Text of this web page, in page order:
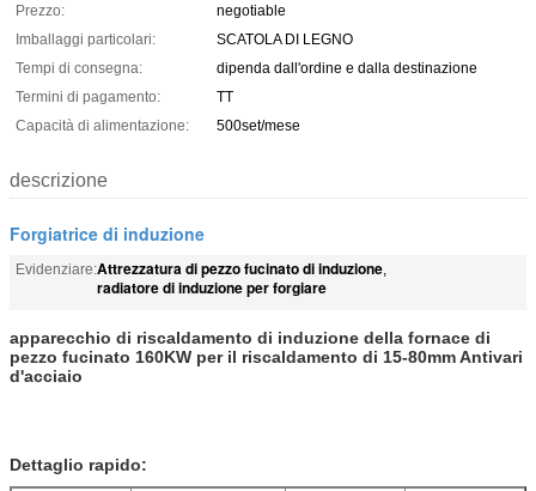
Prezzo:
negotiable
Imballaggi particolari:
SCATOLA DI LEGNO
Tempi di consegna:
dipenda dall'ordine e dalla destinazione
Termini di pagamento:
TT
Capacità di alimentazione:
500set/mese
descrizione
Forgiatrice di induzione
Evidenziare:Attrezzatura di pezzo fucinato di induzione,
radiatore di induzione per forgiare
apparecchio di riscaldamento di induzione della fornace di
pezzo fucinato 160KW per il riscaldamento di 15-80mm Antivari
d'acciaio
Dettaglio rapido: